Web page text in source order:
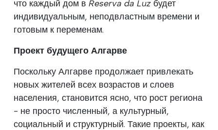
что каждый дом в Reserva da Luz будет
индивидуальным, неподвластным времени и
готовым к переменам.
Проект будущего Алгарве
Поскольку Алгарве продолжает привлекать
новых жителей всех возрастов и слоев
населения, становится ясно, что рост региона
- не просто численный, а культурный,
социальный и структурный. Такие проекты, как